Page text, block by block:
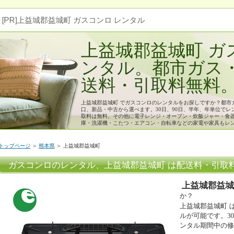
[PR]上益城郡益城町 ガスコンロ レンタル
上益城郡益城町
ンタル。都市ガス
送料・引取料無料。
上益城郡益城町 でガスコンロのレンタルをお探しですか？都
口、新品・中古から選べます。30日、90日、半年、年単位でレ
取料は無料。その他に電子レンジ・オーブン・炊飯ジャー・食
庫・洗濯機・こたつ・エアコン・自転車などの家電や家具もレ
トップページ ＞ 熊本県 ＞ 上益城郡益城町
ガスコンロのレンタル、上益城郡益城町 は配送料・引取
上益城郡益城
か？
上益城郡益城町
ルが可能です。
ンタル期間中の